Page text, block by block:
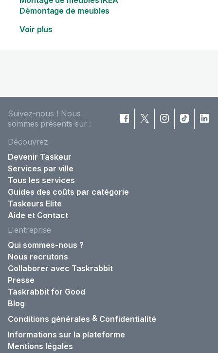
Démontage de meubles
Voir plus
Suivez-nous ! Nous
sommes présents sur :
Découvrez
Devenir Taskeur
Services par ville
Tous les services
Guides des coûts par catégorie
Taskeurs Elite
Aide et Contact
L'entreprise
Qui sommes-nous ?
Nous recrutons
Collaborer avec Taskrabbit
Presse
Taskrabbit for Good
Blog
Conditions générales & Confidentialité
Informations sur la plateforme
Mentions légales